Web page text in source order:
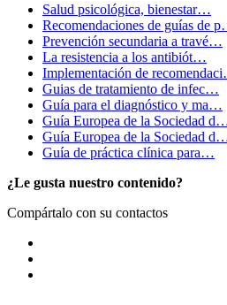
Salud psicológica, bienestar…
Recomendaciones de guías de
Prevención secundaria a travé…
La resistencia a los antibiót…
Implementación de
Guias de tratamiento de infec…
Guía para el diagnóstico y ma…
Guía Europea de la Sociedad
Guía Europea de la Sociedad
Guía de práctica clínica para…
¿Le gusta nuestro contenido?
Compártalo con su contactos